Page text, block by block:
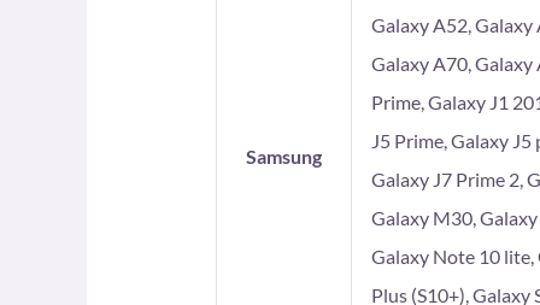
Samsung
Galaxy A52, Galaxy
Galaxy A70, Galaxy
Prime, Galaxy J1
J5 Prime, Galaxy
Galaxy J7 Prime 2,
Galaxy M30,
Galaxy Note 10 lite,
Plus (S10+), Galaxy